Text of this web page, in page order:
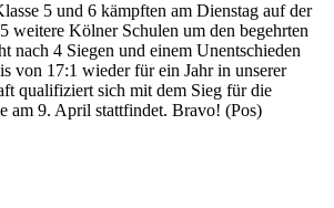
5 und 6 kämpften am Dienstag auf der
weitere Kölner Schulen um den begehrten
nach 4 Siegen und einem Unentschieden
von 17:1 wieder für ein Jahr in unserer
qualifiziert sich mit dem Sieg für die
am 9. April stattfindet. Bravo! (Pos)